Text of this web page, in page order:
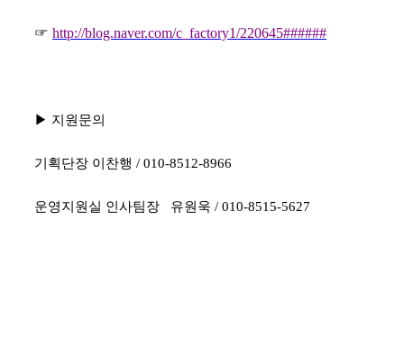
☞ http://blog.naver.com/c_factory1/220645######
▶ 지원문의
기획단장 이찬행 / 010-8512-8966
운영지원실 인사팀장 유원욱 / 010-8515-5627